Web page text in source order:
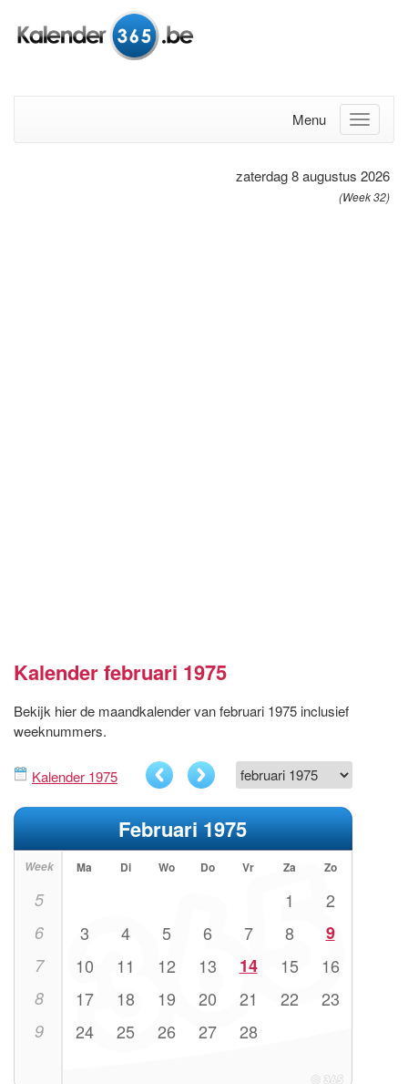
Menu
zaterdag 8 augustus 2026
(Week 32)
Kalender februari 1975
Bekijk hier de maandkalender van februari 1975 inclusief
weeknummers.
Kalender 1975
Februari 1975
Week Ma Di Wo Do Vr Za Zo
5 1 2
6 3 4 5 6 7 8 9
7 10 11 12 13 14 15 16
8 17 18 19 20 21 22 23
9 24 25 26 27 28